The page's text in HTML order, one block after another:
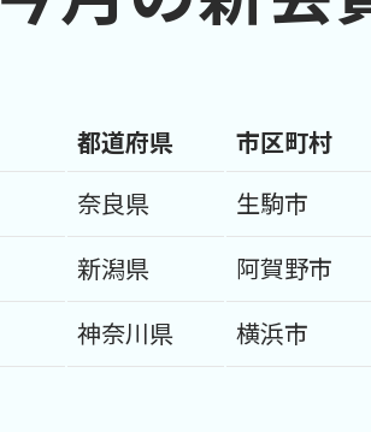
都道府県 市区町村
奈良県 生駒市
新潟県 阿賀野市
神奈川県 横浜市